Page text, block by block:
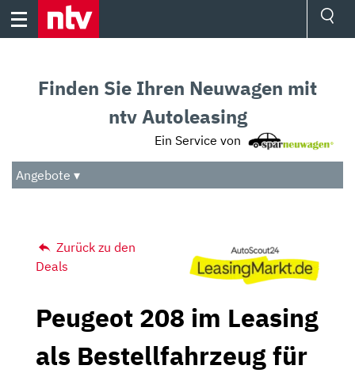
Skip
Audio
Das Beste
Finden Sie Ihren Neuwagen mit
ntv Autoleasing
Ein Service von
Angebote ▾
Zurück zu den
Deals
Peugeot 208 im Leasing
als Bestellfahrzeug für